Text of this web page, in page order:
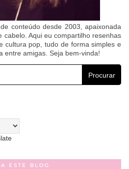
conteúdo desde 2003, apaixonada
cabelo. Aqui eu compartilho resenhas
cultura pop, tudo de forma simples e
entre amigas. Seja bem-vinda!
Procurar
ESTE BLOG